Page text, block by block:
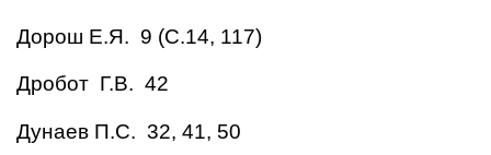
Дорош Е.Я. 9 (С.14, 117)
Дробот Г.В. 42
Дунаев П.С. 32, 41, 50